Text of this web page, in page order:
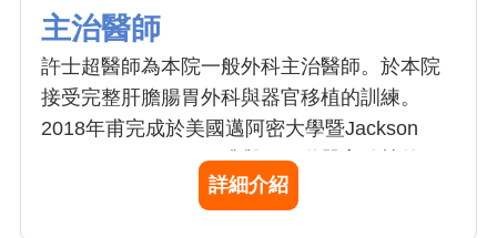
主治醫師
許士超醫師為本院一般外科主治醫師。於本院
接受完整肝膽腸胃外科與器官移植的訓練。
2018年甫完成於美國邁阿密大學暨Jackson
Memorial Hopsital肝臟與腸胃道器官移植的研
究醫師訓練，主要研究項目為短腸症與腸胃道
詳細介紹